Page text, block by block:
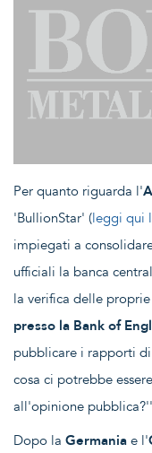
Per quanto riguarda l'
'BullionStar' (leggi qui
impiegati a
ufficiali la banca
la verifica delle proprie
presso la Bank of
pubblicare i rapporti
cosa ci potrebbe
all'opinione pubblica?''
Dopo la Germania e l'